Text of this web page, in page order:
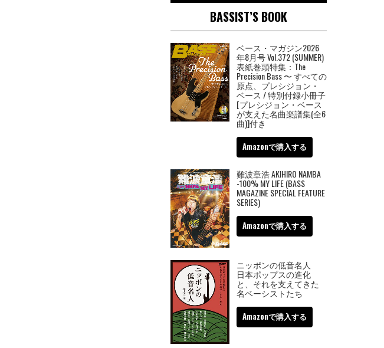
BASSIST’S BOOK
ベース・マガジン2026
年8月号 Vol.372 (SUMMER)
表紙巻頭特集：The
Precision Bass 〜 すべての
原点、プレシジョン・
ベース / 特別付録小冊子
[プレシジョン・ベース
が支えた名曲楽譜集(全6
曲)]付き
Amazonで購入する
難波章浩 AKIHIRO NAMBA
-100% MY LIFE (BASS
MAGAZINE SPECIAL FEATURE
SERIES)
Amazonで購入する
ニッポンの低音名人
日本ポップスの進化
と、それを支えてきた
名ベーシストたち
Amazonで購入する